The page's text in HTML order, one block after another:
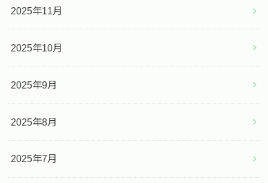
2025年11月
2025年10月
2025年9月
2025年8月
2025年7月